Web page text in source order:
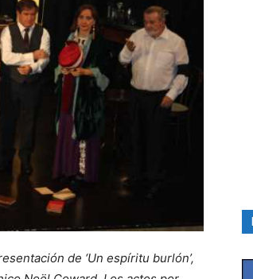
de ‘Un espíritu burlón’,